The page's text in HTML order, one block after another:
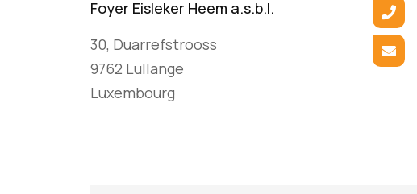
Foyer Eisleker Heem a.s.b.l.
30, Duarrefstrooss
9762 Lullange
Luxembourg